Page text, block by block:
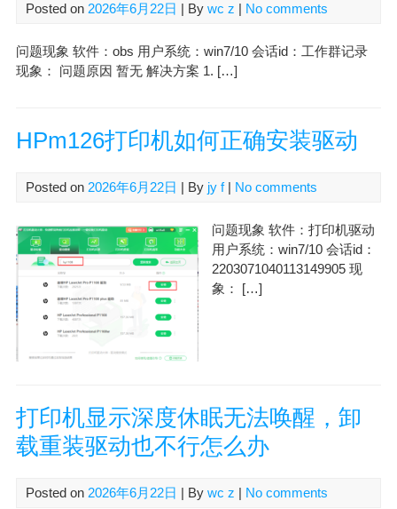
Posted on 2026年6月22日 | By wc z No comments
问题现象 软件：obs 用户系统：win7/10 会话id：工作群记录
现象： 问题原因 暂无 解决方案 1. […]
HPm126打印机如何正确安装驱动
Posted on 2026年6月22日 | By jy f| No comments
问题现象 软件：打印机驱动
用户系统：win7/10 会话id：
2203071040113149905 现
象： […]
打印机显示深度休眠无法唤醒，卸
载重装驱动也不行怎么办
Posted on 2026年6月22日 | By wc z | No comments